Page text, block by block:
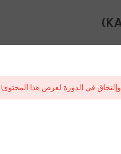
وإلتحاق في الدورة لعرض هذا المحتوى!